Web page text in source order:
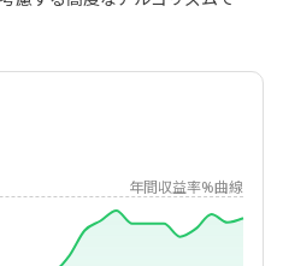
年間収益率%曲線